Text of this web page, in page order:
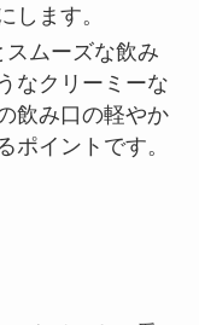
します。
スムーズな飲み
なクリーミーな
飲み口の軽やか
ポイントです。